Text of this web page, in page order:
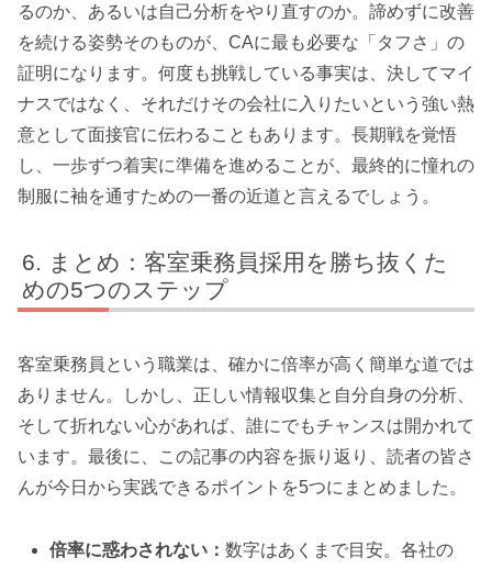
るのか、あるいは自己分析をやり直すのか。諦めずに改善
を続ける姿勢そのものが、CAに最も必要な「タフさ」の
証明になります。何度も挑戦している事実は、決してマイ
ナスではなく、それだけその会社に入りたいという強い熱
意として面接官に伝わることもあります。長期戦を覚悟
し、一歩ずつ着実に準備を進めることが、最終的に憧れの
制服に袖を通すための一番の近道と言えるでしょう。
まとめ：客室乗務員採用を勝ち抜くた
めの5つのステップ
客室乗務員という職業は、確かに倍率が高く簡単な道では
ありません。しかし、正しい情報収集と自分自身の分析、
そして折れない心があれば、誰にでもチャンスは開かれて
います。最後に、この記事の内容を振り返り、読者の皆さ
んが今日から実践できるポイントを5つにまとめました。
倍率に惑わされない：数字はあくまで目安。各社の